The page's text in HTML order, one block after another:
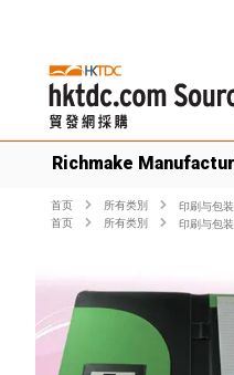
Richmake
首页 所有类別 印刷与包
首页
所有类別 印刷与包